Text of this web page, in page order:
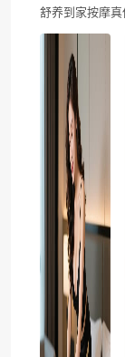
舒养到家按摩